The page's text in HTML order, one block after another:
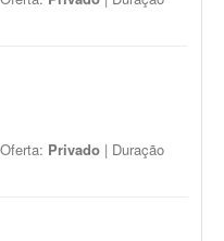
Privado | Duração